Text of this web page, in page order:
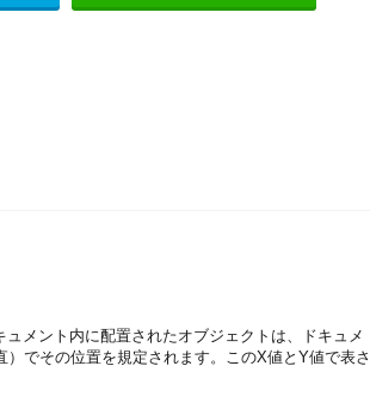
メント内に配置されたオブジェクトは、ドキュメ
でその位置を規定されます。このX値とY値で表さ